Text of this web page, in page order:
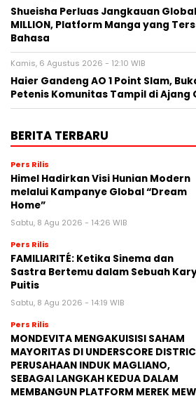
Shueisha Perluas Jangkauan
MILLION, Platform Manga yang
Bahasa
Kamis, 6 Agustus 2026 - 12:10 WIB
Haier Gandeng AO 1 Point Slam,
Petenis Komunitas Tampil di Ajang
BERITA TERBARU
Pers Rilis
Himel Hadirkan Visi Hunian Modern
melalui Kampanye Global “Dream
Home”
Sabtu, 8 Agu 2026 - 14:26 WIB
Pers Rilis
FAMILIARITÉ: Ketika Sinema dan
Sastra Bertemu dalam Sebuah
Puitis
Sabtu, 8 Agu 2026 - 14:19 WIB
Pers Rilis
MONDEVITA MENGAKUISISI SAHAM
MAYORITAS DI UNDERSCORE
PERUSAHAAN INDUK MAGLIANO,
SEBAGAI LANGKAH KEDUA DALAM
MEMBANGUN PLATFORM MEREK